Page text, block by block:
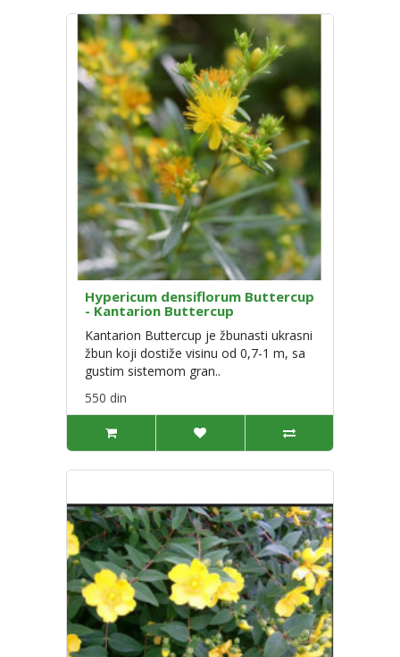
Hypericum densiflorum Buttercup
- Kantarion Buttercup
Kantarion Buttercup je žbunasti ukrasni
žbun koji dostiže visinu od 0,7-1 m, sa
gustim sistemom gran..
550 din